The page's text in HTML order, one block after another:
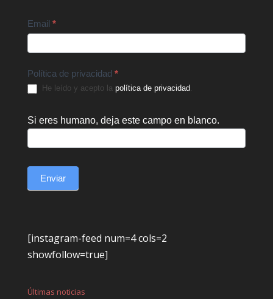
Email *
Política de privacidad *
He leído y acepto la política de privacidad.
Si eres humano, deja este campo en blanco.
Enviar
[instagram-feed num=4 cols=2
showfollow=true]
Últimas noticias